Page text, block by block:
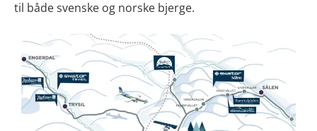
til både svenske og norske bjerge.